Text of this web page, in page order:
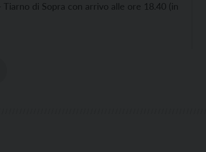
di Sopra con arrivo alle ore 18.40 (in